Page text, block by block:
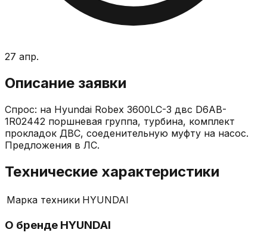
27 апр.
Описание заявки
Спрос: на Hyundai Robex 3600LC-3 двс D6AB-
1R02442 поршневая группа, турбина, комплект
прокладок ДВС, соеденительную муфту на насос.
Предложения в ЛС.
Технические характеристики
Марка техники HYUNDAI
О бренде HYUNDAI